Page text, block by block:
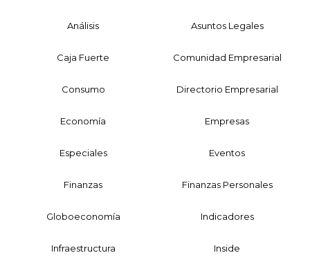
Análisis Asuntos Legales
Caja Fuerte Comunidad Empresarial
Consumo Directorio Empresarial
Economía Empresas
Especiales Eventos
Finanzas Finanzas Personales
Globoeconomía Indicadores
Infraestructura Inside